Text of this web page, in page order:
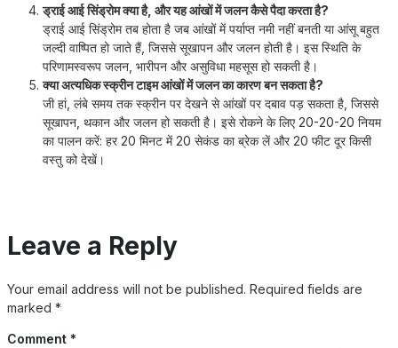
ड्राई आई सिंड्रोम क्या है, और यह आंखों में जलन कैसे पैदा करता है?
ड्राई आई सिंड्रोम तब होता है जब आंखों में पर्याप्त नमी नहीं बनती या आंसू बहुत
जल्दी वाष्पित हो जाते हैं, जिससे सूखापन और जलन होती है। इस स्थिति के
परिणामस्वरूप जलन, भारीपन और असुविधा महसूस हो सकती है।
क्या अत्यधिक स्क्रीन टाइम आंखों में जलन का कारण बन सकता है?
जी हां, लंबे समय तक स्क्रीन पर देखने से आंखों पर दबाव पड़ सकता है, जिससे
सूखापन, थकान और जलन हो सकती है। इसे रोकने के लिए 20-20-20 नियम
का पालन करें: हर 20 मिनट में 20 सेकंड का ब्रेक लें और 20 फीट दूर किसी
वस्तु को देखें।
Leave a Reply
Your email address will not be published. Required fields are
marked *
Comment *